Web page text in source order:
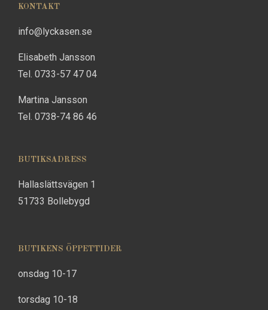
KONTAKT
info@lyckasen.se
Elisabeth Jansson
Tel. 0733-57 47 04
Martina Jansson
Tel. 0738-74 86 46
BUTIKSADRESS
Hallaslättsvägen 1
51733 Bollebygd
BUTIKENS ÖPPETTIDER
onsdag 10-17
torsdag 10-18